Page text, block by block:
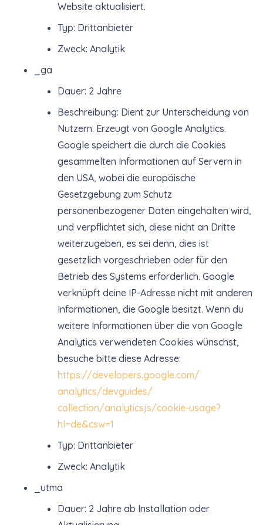
Website aktualisiert.
Typ: Drittanbieter
Zweck: Analytik
_ga
Dauer: 2 Jahre
Beschreibung: Dient zur Unterscheidung von
Nutzern. Erzeugt von Google Analytics.
Google speichert die durch die Cookies
gesammelten Informationen auf Servern in
den USA, wobei die europäische
Gesetzgebung zum Schutz
personenbezogener Daten eingehalten wird,
und verpflichtet sich, diese nicht an Dritte
weiterzugeben, es sei denn, dies ist
gesetzlich vorgeschrieben oder für den
Betrieb des Systems erforderlich. Google
verknüpft deine IP-Adresse nicht mit anderen
Informationen, die Google besitzt. Wenn du
weitere Informationen über die von Google
Analytics verwendeten Cookies wünschst,
besuche bitte diese Adresse:
https://developers.google.com/
analytics/devguides/
collection/analyticsjs/cookie-usage?
hl=de&csw=1
Typ: Drittanbieter
Zweck: Analytik
_utma
Dauer: 2 Jahre ab Installation oder